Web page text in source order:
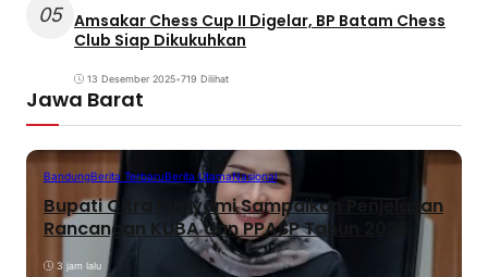
05 Amsakar Chess Cup II Digelar, BP Batam Chess
Club Siap Dikukuhkan
13 Desember 2025•719 Dilihat
Jawa Barat
BandungBerita TerbaruBerita UtamaNasional
Bupati Citra Pitriyami Sampaikan Penjelasan
Rancangan KUBA dan PPASP Tahun 2026
3 jam lalu